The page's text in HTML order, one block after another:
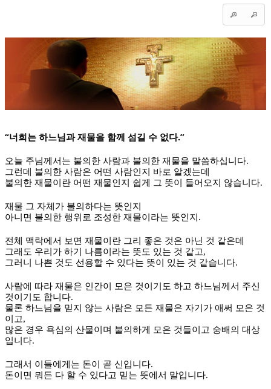
“너희는 하느님과 재물을 함께 섬길 수 없다.”
오늘 주님께서는 불의한 사람과 불의한 재물을 말씀하십니다.
그런데 불의한 사람은 어떤 사람인지 바로 알겠는데
불의한 재물이란 어떤 재물인지 쉽게 그 뜻이 들어오지 않습니다.
재물 그 자체가 불의하다는 뜻인지
아니면 불의한 행위로 조성한 재물이라는 뜻인지 .
전체 맥락에서 보면 재물이란 그리 좋은 것은 아닌 것 같은데
그래도 우리가 하기 나름이라는 뜻도 있는 것 같고,
그러니 나쁜 것도 선용할 수 있다는 뜻이 있는 것 같습니다.
사람에 따라 재물은 인간이 모은 것이기도 하고 하느님께서 주신
것이기도 합니다.
물론 하느님을 믿지 않는 사람은 모든 재물은 자기가 애써 모은 것
이고,
많은 경우 욕심의 산물이며 불의하게 모은 것들이고 숭배의 대상
입니다.
그래서 이들에게는 돈이 곧 신입니다.
돈이면 뭐든 다 할 수 있다고 믿는 뜻에서 말입니다.
Sketchbook5, 스케치북5
Sketchbook5, 스케치북5